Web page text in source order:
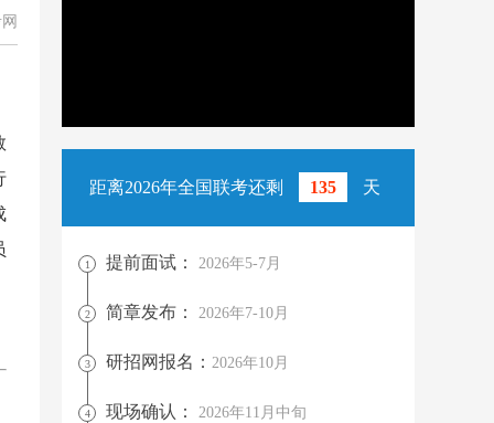
距离2026年全国联考还剩 135 天
1 提前面试： 2026年5-7月
2 简章发布： 2026年7-10月
3 研招网报名： 2026年10月
4 现场确认： 2026年11月中旬